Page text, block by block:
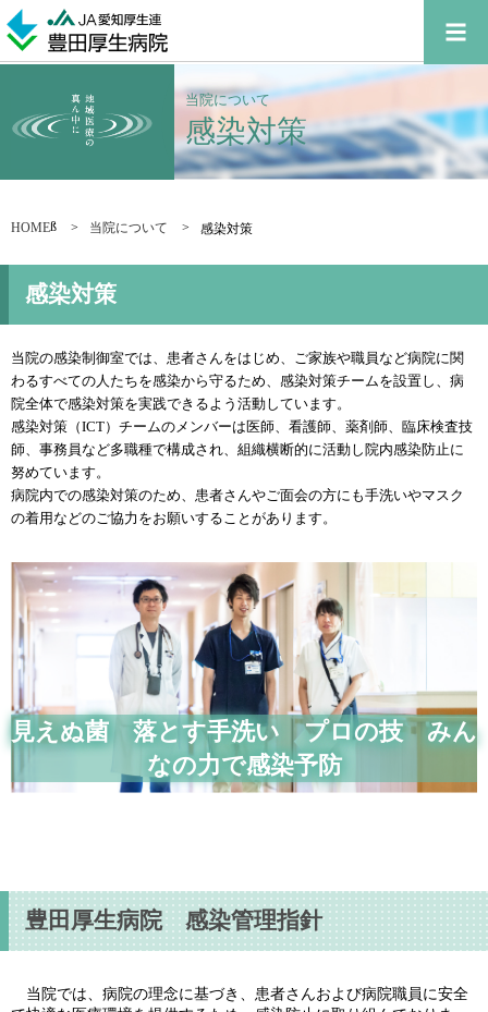
当院について
感染対策
HOMEß 当院について 感染対策
感染対策
当院の感染制御室では、患者さんをはじめ、ご家族や職員など病院に関
わるすべての人たちを感染から守るため、感染対策チームを設置し、病
院全体で感染対策を実践できるよう活動しています。
感染対策（ICT）チームのメンバーは医師、看護師、薬剤師、臨床検査技
師、事務員など多職種で構成され、組織横断的に活動し院内感染防止に
努めています。
病院内での感染対策のため、患者さんやご面会の方にも手洗いやマスク
の着用などのご協力をお願いすることがあります。
見えぬ菌 落とす手洗い プロの技 みん
なの力で感染予防
豊田厚生病院 感染管理指針
当院では、病院の理念に基づき、患者さんおよび病院職員に安全